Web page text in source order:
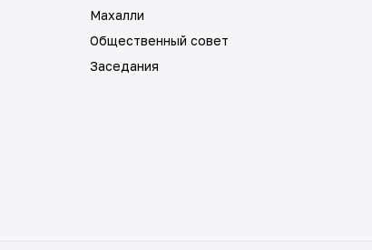
Махалли
Общественный совет
Заседания